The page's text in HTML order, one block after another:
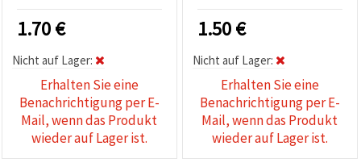
1.70€
Nicht auf Lager:
Erhalten Sie eine
Benachrichtigung per E-
Mail, wenn das Produkt
wieder auf Lager ist.
1.50€
Nicht auf Lager:
Erhalten Sie eine
Benachrichtigung per E-
Mail, wenn das Produkt
wieder auf Lager ist.